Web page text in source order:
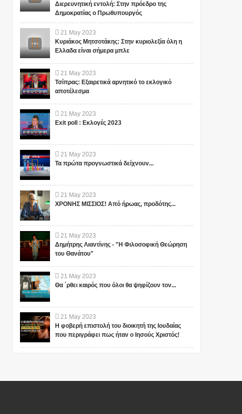
Διερευνητική εντολή: Στην πρόεδρο της
Δημοκρατίας ο Πρωθυπουργός
21 May 2023
Κυριάκος Μητσοτάκης: Στην κυριολεξία όλη η
Ελλαδα είναι σήμερα μπλε
21 May 2023
Τσίπρας: Εξαιρετικά αρνητικό το εκλογικό
αποτέλεσμα
21 May 2023
Exit poll : Εκλογές 2023
21 May 2023
Τα πρώτα προγνωστικά δείχνουν...
21 May 2023
ΧΡΟΝΗΣ ΜΙΣΣΙΟΣ! Από ήρωας, προδότης...
21 May 2023
Δημήτρης Λιαντίνης - "Η Φιλοσοφική Θεώρηση
του Θανάτου"
21 May 2023
Θα ΄ρθει καιρός που όλοι θα ψηφίζουν τον...
21 May 2023
Η φοβερή επιστολή του διοικητή της Ιουδαίας
που περιγράφει πως ήταν ο Ιησούς Χριστός!